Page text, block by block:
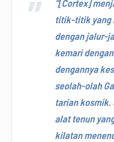
“[Cortex]
titik-titik yang
dengan jalur-
kemari
dengannya
seolah-olah
tarian kosmik.
alat tenun
kilatan